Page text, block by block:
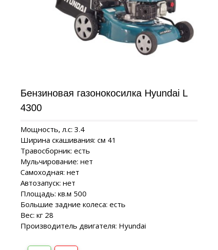
Бензиновая газонокосилка Hyundai L
4300
Мощность, л.с: 3.4
Ширина скашивания: см 41
Травосборник: есть
Мульчирование: нет
Самоходная: нет
Автозапуск: нет
Площадь: кв.м 500
Большие задние колеса: есть
Вес: кг 28
Производитель двигателя: Hyundai